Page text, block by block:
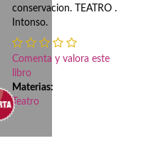
conservacion. TEATRO .
Intonso.
Comenta y valora este
libro
Materias:
Teatro